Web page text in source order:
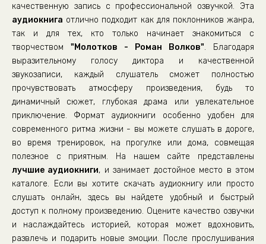
качественную запись с профессиональной озвучкой. Эта
аудиокнига отлично подходит как для поклонников жанра,
так и для тех, кто только начинает знакомиться с
творчеством "Молотков - Роман Волков". Благодаря
выразительному голосу диктора и качественной
звукозаписи, каждый слушатель сможет полностью
прочувствовать атмосферу произведения, будь то
динамичный сюжет, глубокая драма или увлекательное
приключение. Формат аудиокниги особенно удобен для
современного ритма жизни - вы можете слушать в дороге,
во время тренировок, на прогулке или дома, совмещая
полезное с приятным. На нашем сайте представлены
лучшие аудиокниги, и занимает достойное место в этом
каталоге. Если вы хотите скачать аудиокнигу или просто
слушать онлайн, здесь вы найдете удобный и быстрый
доступ к полному произведению. Оцените качество озвучки
и наслаждайтесь историей, которая может вдохновить,
развлечь и подарить новые эмоции. После прослушивания